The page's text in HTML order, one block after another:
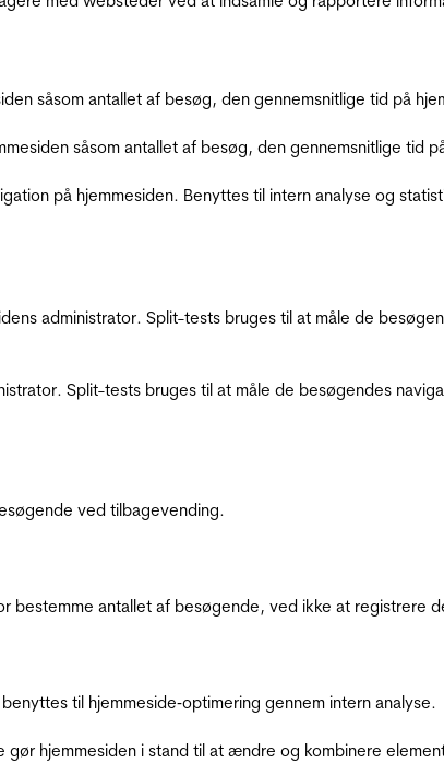
såsom antallet af besøg, den gennemsnitlige tid på
såsom antallet af besøg, den gennemsnitlige tid
på hjemmesiden. Benyttes til intern analyse og
administrator. Split-tests bruges til at måle de
Split-tests bruges til at måle de besøgendes
ved tilbagevending.
bestemme antallet af besøgende, ved ikke at registrere
til hjemmeside‐optimering gennem intern analyse.
hjemmesiden i stand til at ændre og kombinere